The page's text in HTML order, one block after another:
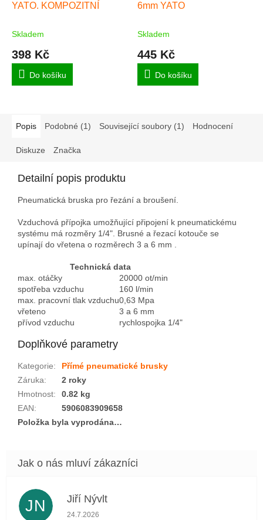
YATO. KOMPOZITNÍ
Skladem
398 Kč
Do košíku
6mm YATO
Skladem
445 Kč
Do košíku
Popis Podobné (1) Související soubory (1) Hodnocení
Diskuze Značka
Detailní popis produktu
Pneumatická bruska pro řezání a broušení.
Vzduchová přípojka umožňující připojení k pneumatickému
systému má rozměry 1/4". Brusné a řezací kotouče se
upínají do vřetena o rozměrech 3 a 6 mm .
Technická data
max. otáčky
20000 ot/min
spotřeba vzduchu
160 l/min
max. pracovní tlak vzduchu0,63 Mpa
vřeteno
3 a 6 mm
přívod vzduchu
rychlospojka 1/4"
Doplňkové parametry
Kategorie:
Přímé pneumatické brusky
Záruka:
2 roky
Hmotnost:
0.82 kg
EAN:
5906083909658
Položka byla vyprodána…
JN Jiří Nývlt
Hodnocení obchodu je 5 z 5 hvězdiček.
24.7.2026